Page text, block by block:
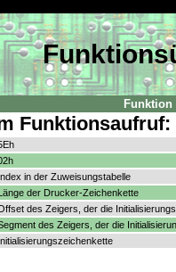
Funktion
Funktionsaufruf:
in der Zuweisungstabelle
der Drucker-Zeichenkette
des Zeigers, der die
des Zeigers, der die